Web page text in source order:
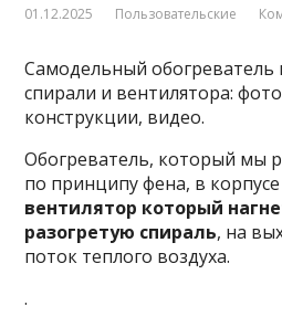
01.12.2025 Пользовательские
Самодельный обогреватель
спирали и вентилятора:
конструкции, видео.
Обогреватель, который мы
по принципу фена, в
вентилятор который
разогретую спираль, на
поток теплого воздуха.
.